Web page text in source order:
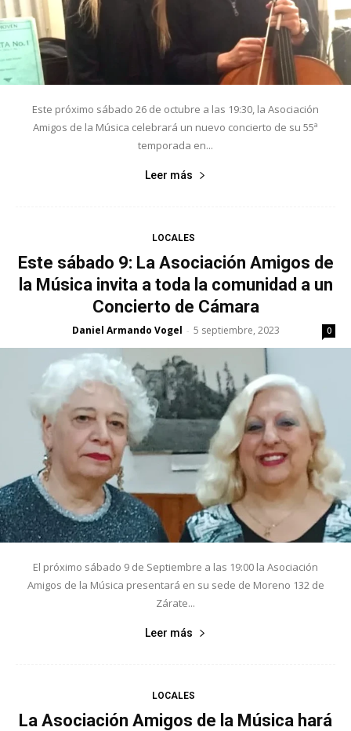
Este próximo sábado 26 de octubre a las 19:30, la Asociación
Amigos de la Música celebrará un nuevo concierto de su 55ª
temporada en...
Leer más
LOCALES
Este sábado 9: La Asociación Amigos de
la Música invita a toda la comunidad a un
Concierto de Cámara
Daniel Armando Vogel - 5 septiembre, 2023 0
El próximo sábado 9 de Septiembre a las 19:00 la Asociación
Amigos de la Música presentará en su sede de Moreno 132 de
Zárate...
Leer más
LOCALES
La Asociación Amigos de la Música hará